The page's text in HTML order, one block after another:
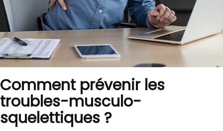
Comment prévenir les
troubles-musculo-
squelettiques ?